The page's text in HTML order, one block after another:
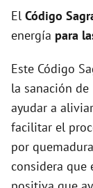
El Código
energía para
Este Código
la sanación
ayudar a
facilitar el
por
considera que